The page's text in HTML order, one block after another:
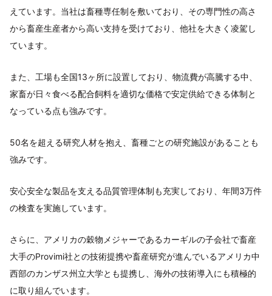
えています。当社は畜種専任制を敷いており、その専門性の高さ
から畜産生産者から高い支持を受けており、他社を大きく凌駕し
ています。
また、工場も全国13ヶ所に設置しており、物流費が高騰する中、
家畜が日々食べる配合飼料を適切な価格で安定供給できる体制と
なっている点も強みです。
50名を超える研究人材を抱え、畜種ごとの研究施設があることも
強みです。
安心安全な製品を支える品質管理体制も充実しており、年間3万件
の検査を実施しています。
さらに、アメリカの穀物メジャーであるカーギルの子会社で畜産
大手のProvimi社との技術提携や畜産研究が進んでいるアメリカ中
西部のカンザス州立大学とも提携し、海外の技術導入にも積極的
に取り組んでいます。